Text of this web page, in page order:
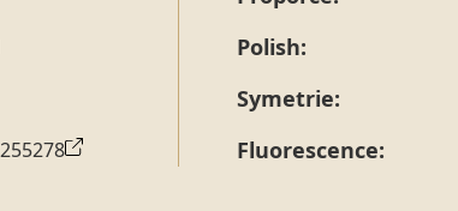
Polish:
Symetrie:
Fluorescence: